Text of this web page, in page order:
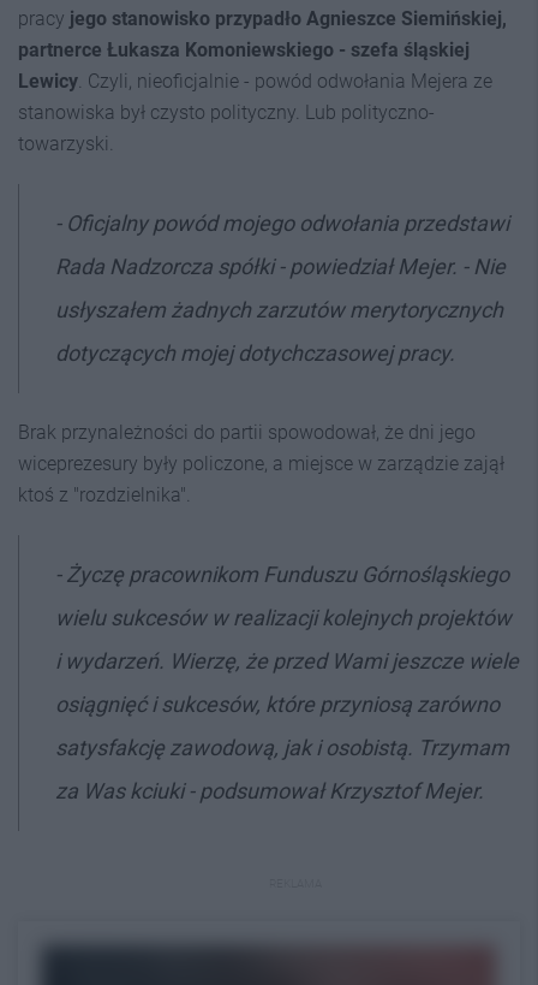
pracy jego stanowisko przypadło Agnieszce Siemińskiej,
partnerce Łukasza Komoniewskiego - szefa śląskiej
Lewicy . Czyli, nieoficjalnie - powód odwołania Mejera ze
stanowiska był czysto polityczny. Lub polityczno-
towarzyski.
- Oficjalny powód mojego odwołania przedstawi
Rada Nadzorcza spółki - powiedział Mejer. - Nie
usłyszałem żadnych zarzutów merytorycznych
dotyczących mojej dotychczasowej pracy.
Brak przynależności do partii spowodował, że dni jego
wiceprezesury były policzone, a miejsce w zarządzie zajął
ktoś z "rozdzielnika".
- Życzę pracownikom Funduszu Górnośląskiego
wielu sukcesów w realizacji kolejnych projektów
i wydarzeń. Wierzę, że przed Wami jeszcze wiele
osiągnięć i sukcesów, które przyniosą zarówno
satysfakcję zawodową, jak i osobistą. Trzymam
za Was kciuki - podsumował Krzysztof Mejer.